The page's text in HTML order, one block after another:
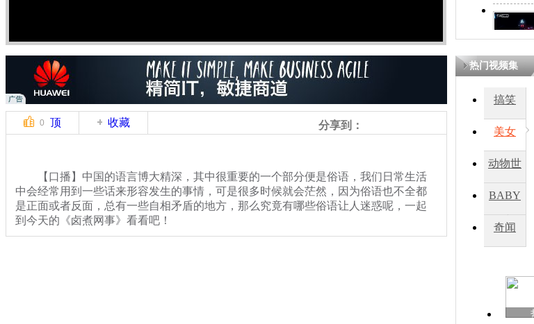
0 顶 收藏 分享到：
【口播】中国的语言博大精深，其中很重要的一个部分便是俗语，我们日常生活
中会经常用到一些话来形容发生的事情，可是很多时候就会茫然，因为俗语也不全都
是正面或者反面，总有一些自相矛盾的地方，那么究竟有哪些俗语让人迷惑呢，一起
到今天的《卤煮网事》看看吧！
热门视频集
搞笑
美女
动物世
BABY
秀
奇闻